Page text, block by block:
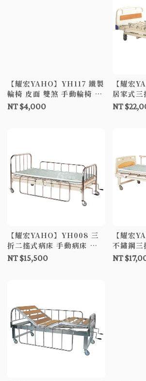
【耀宏YAHO】YH117 鐵製
輪椅 皮面 雙煞 手動輪椅 機
械式輪椅 輪椅補助A款
NT $4,000
【耀宏
居家式三
病床 搖式
NT
【耀宏YAHO】YH008 三
折二搖式病床 手動病床 搖
式病床
NT $15,500
【耀宏
不鏽鋼三
病床 搖
NT